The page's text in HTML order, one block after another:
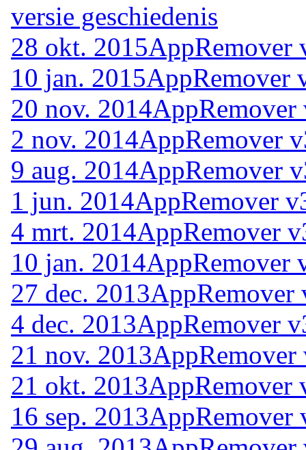
versie geschiedenis
28 okt. 2015AppRemover
10 jan. 2015AppRemover
20 nov. 2014AppRemover
2 nov. 2014AppRemover
9 aug. 2014AppRemover
1 jun. 2014AppRemover
4 mrt. 2014AppRemover
10 jan. 2014AppRemover
27 dec. 2013AppRemover
4 dec. 2013AppRemover
21 nov. 2013AppRemover
21 okt. 2013AppRemover
16 sep. 2013AppRemover